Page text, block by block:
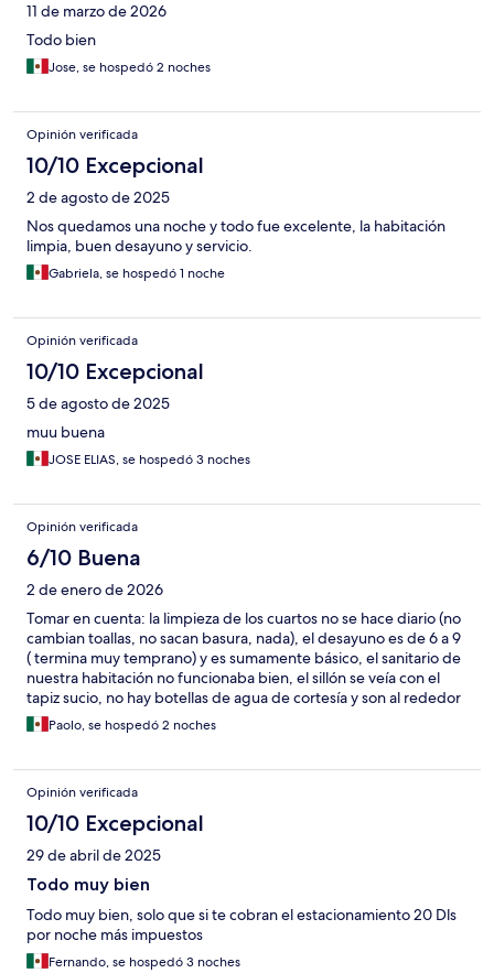
11 de marzo de 2026
Todo bien
Jose, se hospedó 2 noches
Opinión verificada
10/10 Excepcional
2 de agosto de 2025
Nos quedamos una noche y todo fue excelente, la habitación
limpia, buen desayuno y servicio.
Gabriela, se hospedó 1 noche
Opinión verificada
10/10 Excepcional
5 de agosto de 2025
muu buena
JOSE ELIAS, se hospedó 3 noches
Opinión verificada
6/10 Buena
2 de enero de 2026
Tomar en cuenta: la limpieza de los cuartos no se hace diario (no
cambian toallas, no sacan basura, nada), el desayuno es de 6 a 9
( termina muy temprano) y es sumamente básico, el sanitario de
nuestra habitación no funcionaba bien, el sillón se veía con el
tapiz sucio, no hay botellas de agua de cortesía y son al rededor
de 15-20 min al French Quarter.
Paolo, se hospedó 2 noches
Opinión verificada
10/10 Excepcional
29 de abril de 2025
Todo muy bien
Todo muy bien, solo que si te cobran el estacionamiento 20 Dls
por noche más impuestos
Fernando, se hospedó 3 noches